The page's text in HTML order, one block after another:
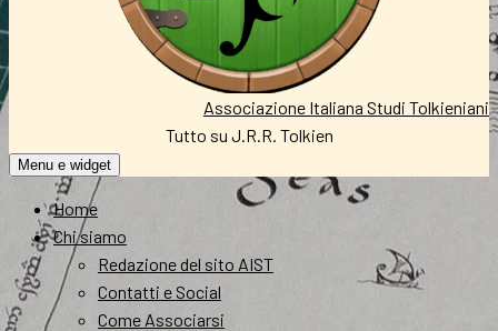
Associazione Italiana Studi Tolkieniani
Tutto su J.R.R. Tolkien
Menu e widget
Home
Chi siamo
Redazione del sito AIST
Contatti e Social
Come Associarsi